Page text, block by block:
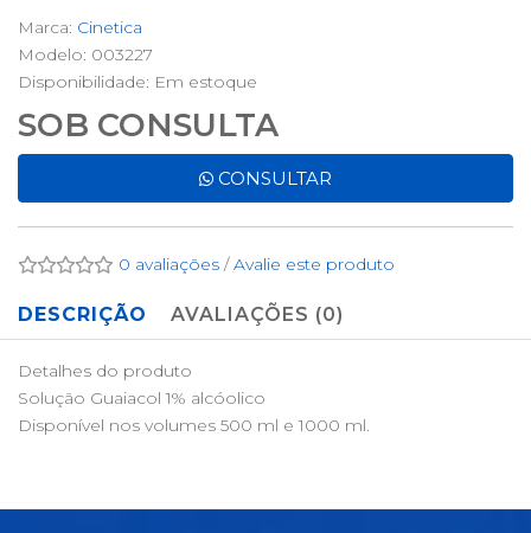
Marca: Cinetica
Modelo: 003227
Disponibilidade: Em estoque
SOB CONSULTA
CONSULTAR
0 avaliações /Avalie este produto
DESCRIÇÃO AVALIAÇÕES (0)
Detalhes do produto
Solução Guaiacol 1% alcóolico
Disponível nos volumes 500 ml e 1000 ml.